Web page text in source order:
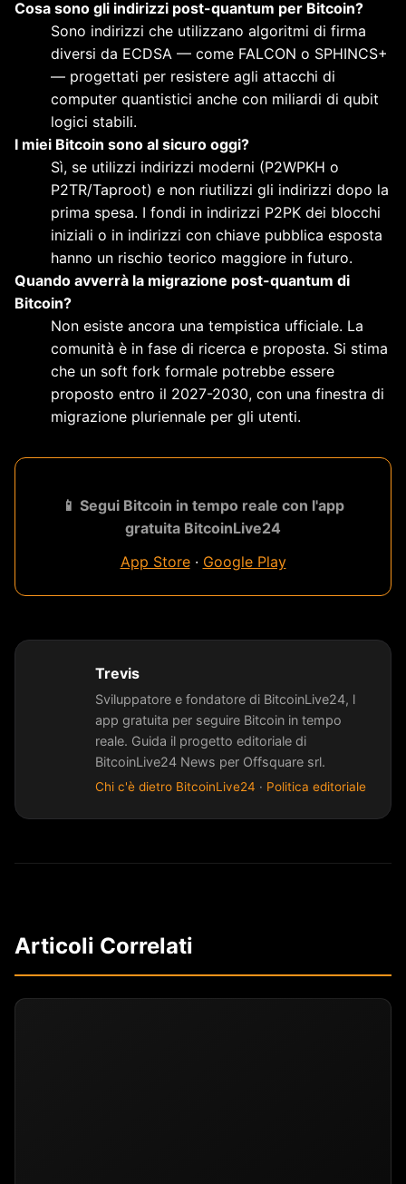
Cosa sono gli indirizzi post-quantum per Bitcoin?
Sono indirizzi che utilizzano algoritmi di firma
diversi da ECDSA — come FALCON o SPHINCS+
— progettati per resistere agli attacchi di
computer quantistici anche con miliardi di qubit
logici stabili.
I miei Bitcoin sono al sicuro oggi?
Sì, se utilizzi indirizzi moderni (P2WPKH o
P2TR/Taproot) e non riutilizzi gli indirizzi dopo la
prima spesa. I fondi in indirizzi P2PK dei blocchi
iniziali o in indirizzi con chiave pubblica esposta
hanno un rischio teorico maggiore in futuro.
Quando avverrà la migrazione post-quantum di
Bitcoin?
Non esiste ancora una tempistica ufficiale. La
comunità è in fase di ricerca e proposta. Si stima
che un soft fork formale potrebbe essere
proposto entro il 2027-2030, con una finestra di
migrazione pluriennale per gli utenti.
📱 Segui Bitcoin in tempo reale con l'app
gratuita BitcoinLive24
App Store· Google Play
Trevis
Sviluppatore e fondatore di BitcoinLive24, l
app gratuita per seguire Bitcoin in tempo
reale. Guida il progetto editoriale di
BitcoinLive24 News per Offsquare srl.
Chi c'è dietro BitcoinLive24 · Politica editoriale
Articoli Correlati